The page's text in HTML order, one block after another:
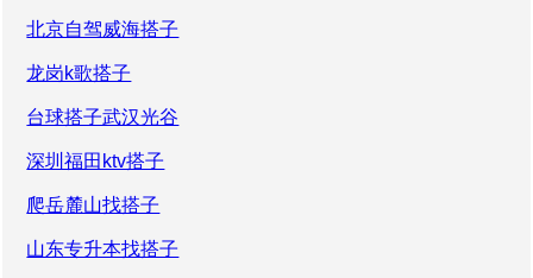
北京自驾威海搭子
龙岗k歌搭子
台球搭子武汉光谷
深圳福田ktv搭子
爬岳麓山找搭子
山东专升本找搭子